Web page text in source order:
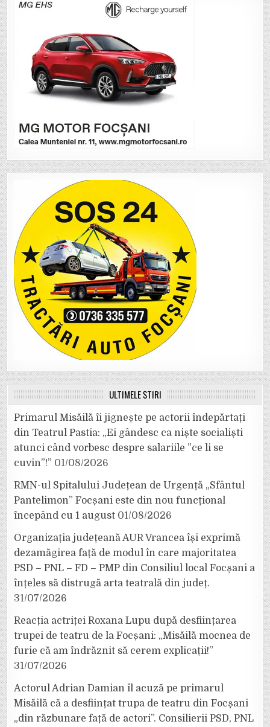
ULTIMELE ȘTIRI
Primarul Misăilă îi jignește pe actorii îndepărtați
din Teatrul Pastia: „Ei gândesc ca niște socialiști
atunci când vorbesc despre salariile ”ce li se
cuvin”!” 01/08/2026
RMN-ul Spitalului Județean de Urgență „Sfântul
Pantelimon” Focșani este din nou funcțional
începând cu 1 august 01/08/2026
Organizația județeană AUR Vrancea își exprimă
dezamăgirea față de modul în care majoritatea
PSD – PNL – FD – PMP din Consiliul local Focșani a
înțeles să distrugă arta teatrală din județ.
31/07/2026
Reacția actriței Roxana Lupu după desființarea
trupei de teatru de la Focșani: „Misăilă mocnea de
furie că am îndrăznit să cerem explicații!”
31/07/2026
Actorul Adrian Damian îl acuză pe primarul
Misăilă că a desființat trupa de teatru din Focșani
„din răzbunare față de actori”. Consilierii PSD, PNL